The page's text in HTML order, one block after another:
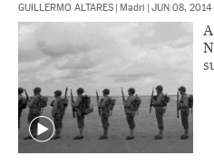
GUILLERMO ALTARES Madri JUN 08,